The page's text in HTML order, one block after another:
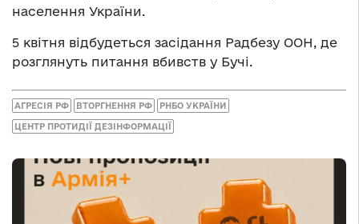
населення України.
5 квітня відбудеться засідання Радбезу ООН, де
розглянуть питання вбивств у Бучі.
АГРЕСІЯ РФ ВТОРГНЕННЯ РФ РНБО УКРАЇНИ
ЦЕНТР ПРОТИДІЇ ДЕЗІНФОРМАЦІЇ